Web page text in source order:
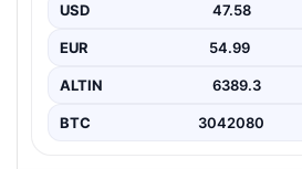
USD 47.58
EUR 54.99
ALTIN 6389.3
BTC 3042080